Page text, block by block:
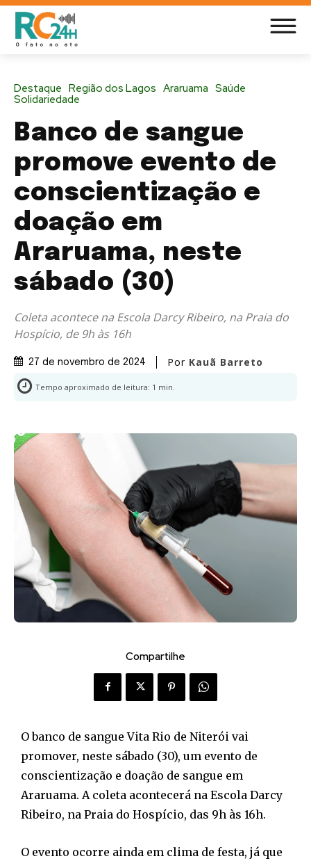
Destaque Região dos Lagos Araruama Saúde
Solidariedade
Banco de sangue
promove evento de
conscientização e
doação em
Araruama, neste
sábado (30)
Coleta acontece na Escola Darcy Ribeiro, na Praia do
Hospício, de 9h às 16h
27 de novembro de 2024 Por Kauã Barreto
Tempo aproximado de leitura: 1 min.
Compartilhe
O banco de sangue Vita Rio de Niterói vai
promover, neste sábado (30), um evento de
conscientização e doação de sangue em
Araruama. A coleta acontecerá na Escola Darcy
Ribeiro, na Praia do Hospício, das 9h às 16h.
O evento ocorre ainda em clima de festa, já que